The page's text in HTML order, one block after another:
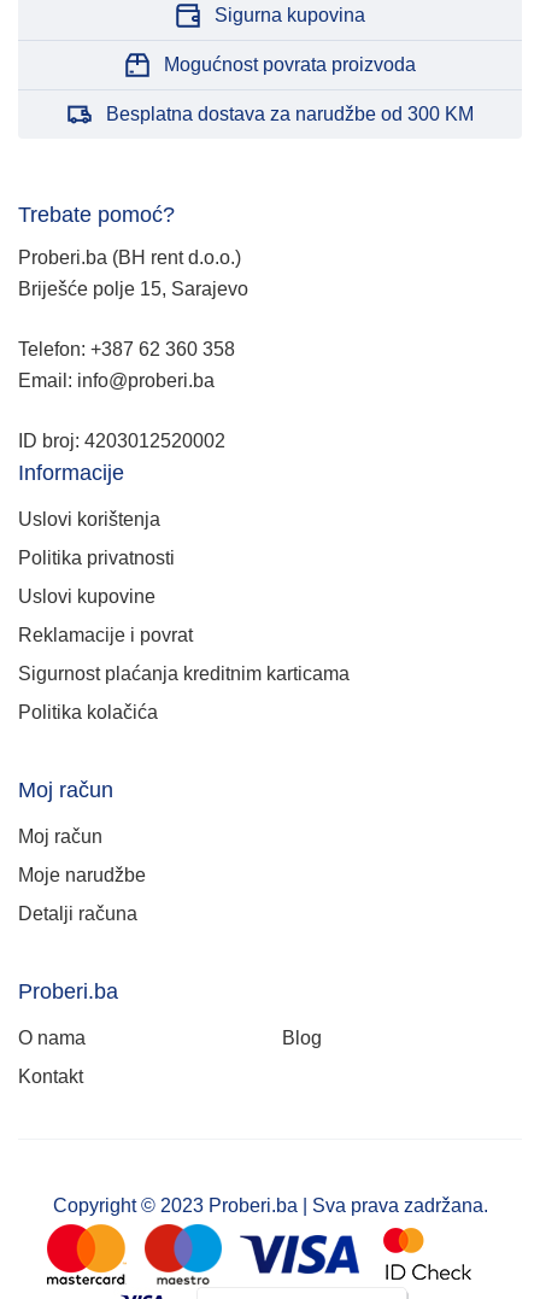
Sigurna kupovina
Mogućnost povrata proizvoda
Besplatna dostava za narudžbe od 300 KM
Trebate pomoć?
Proberi.ba (BH rent d.o.o.)
Briješće polje 15, Sarajevo
Telefon: +387 62 360 358
Email: info@proberi.ba
ID broj: 4203012520002
Informacije
Uslovi korištenja
Politika privatnosti
Uslovi kupovine
Reklamacije i povrat
Sigurnost plaćanja kreditnim karticama
Politika kolačića
Moj račun
Moj račun
Moje narudžbe
Detalji računa
Proberi.ba
O nama
Blog
Kontakt
Copyright © 2023 Proberi.ba | Sva prava zadržana.